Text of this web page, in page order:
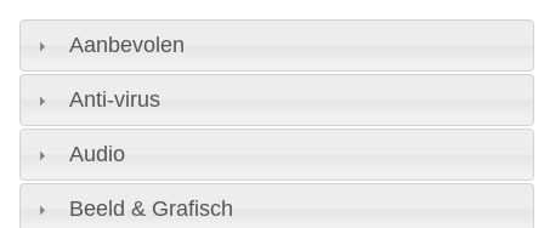
Aanbevolen
Anti-virus
Audio
Beeld & Grafisch